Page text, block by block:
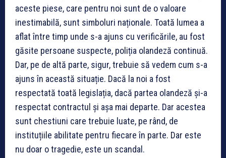
aceste piese, care pentru noi sunt de o valoare
inestimabilă, sunt simboluri naționale. Toată lumea a
aflat între timp unde s-a ajuns cu verificările, au fost
găsite persoane suspecte, poliția olandeză continuă.
Dar, pe de altă parte, sigur, trebuie să vedem cum s-a
ajuns în această situație. Dacă la noi a fost
respectată toată legislația, dacă partea olandeză și-a
respectat contractul și așa mai departe. Dar acestea
sunt chestiuni care trebuie luate, pe rând, de
instituțiile abilitate pentru fiecare în parte. Dar este
nu doar o tragedie, este un scandal.